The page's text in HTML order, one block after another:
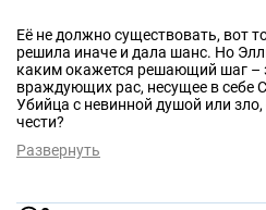
Её не должно существовать, вот
решила иначе и дала шанс. Но
каким окажется решающий шаг –
враждующих рас, несущее в себе
Убийца с невинной душой или
чести?
Развернуть